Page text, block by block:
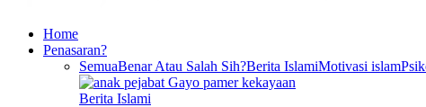
Home
Penasaran?
SemuaBenar Atau Salah Sih?Berita IslamiMotivasi islam
Berita Islami